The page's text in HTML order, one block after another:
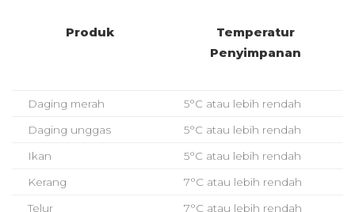
Produk
Temperatur
Penyimpanan
Daging merah 5°C atau lebih rendah
Daging unggas 5°C atau lebih rendah
Ikan 5°C atau lebih rendah
Kerang 7°C atau lebih rendah
Telur 7°C atau lebih rendah